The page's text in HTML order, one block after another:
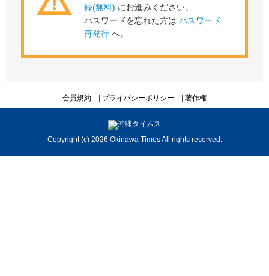
録(無料) にお進みください。
パスワードを忘れた方はパスワード
再発行 へ。
会員規約 プライバシーポリシー 著作権
Copyright (c) 2026 Okinawa Times All rights reserved.